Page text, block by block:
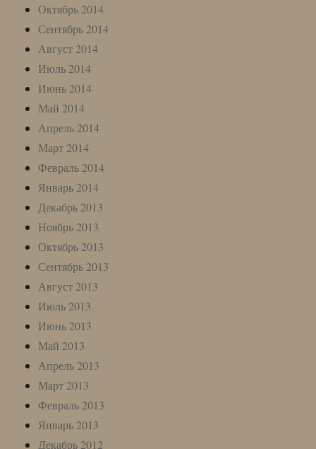
Октябрь 2014
Сентябрь 2014
Август 2014
Июль 2014
Июнь 2014
Май 2014
Апрель 2014
Март 2014
Февраль 2014
Январь 2014
Декабрь 2013
Ноябрь 2013
Октябрь 2013
Сентябрь 2013
Август 2013
Июль 2013
Июнь 2013
Май 2013
Апрель 2013
Март 2013
Февраль 2013
Январь 2013
Декабрь 2012